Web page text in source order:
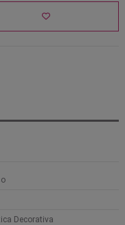
Decorativa